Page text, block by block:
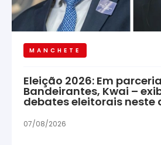
MANCHETE
Eleição 2026: Em
Bandeirantes, Kwai –
debates eleitorais neste
07/08/2026